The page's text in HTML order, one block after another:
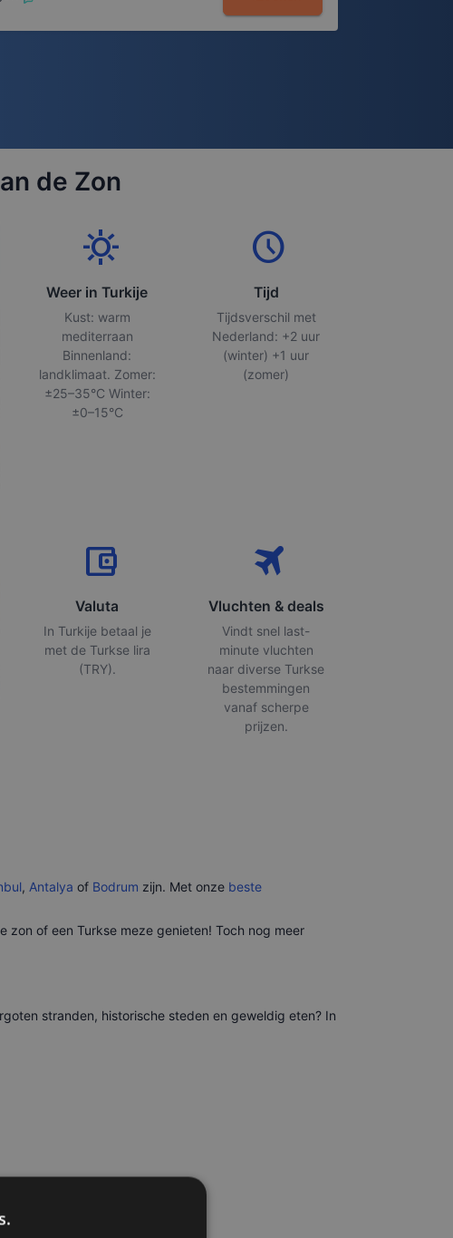
de Zon
sunny
Weer in Turkije
Kust: warm
mediterraan
Binnenland:
landklimaat. Zomer:
±25–35°C Winter:
±0–15°C
schedule
Tijd
Tijdsverschil met
Nederland: +2 uur
(winter) +1 uur
(zomer)
account_balance_wallet
Valuta
In Turkije betaal je
met de Turkse lira
(TRY).
travel
Vluchten & deals
Vindt snel last-
minute vluchten
naar diverse Turkse
bestemmingen
vanaf scherpe
prijzen.
, Antalya of Bodrum zijn. Met onze beste
of een Turkse meze genieten! Toch nog meer
stranden, historische steden en geweldig eten? In
om te bezoeken.